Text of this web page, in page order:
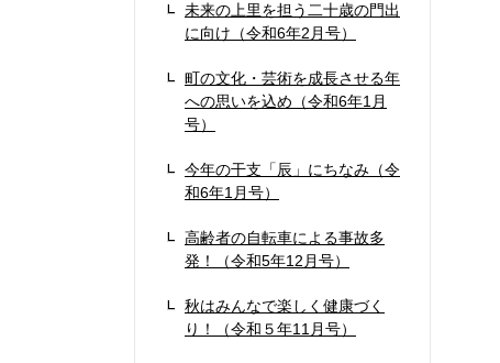
未来の上里を担う二十歳の門出
に向け（令和6年2月号）
町の文化・芸術を成長させる年
への思いを込め（令和6年1月
号）
今年の干支「辰」にちなみ（令
和6年1月号）
高齢者の自転車による事故多
発！（令和5年12月号）
秋はみんなで楽しく健康づく
り！（令和５年11月号）